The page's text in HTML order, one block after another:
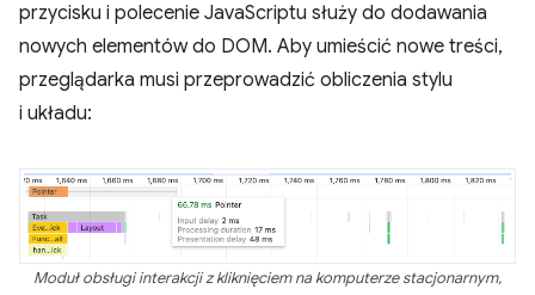
przycisku i polecenie JavaScriptu służy do dodawania
nowych elementów do DOM. Aby umieścić nowe treści,
przeglądarka musi przeprowadzić obliczenia stylu
i układu:
Moduł obsługi interakcji z kliknięciem na komputerze stacjonarnym,